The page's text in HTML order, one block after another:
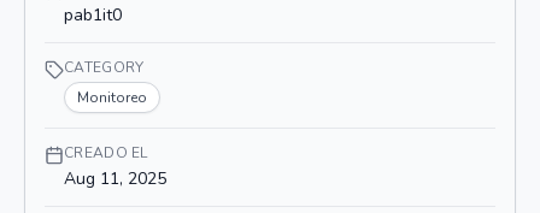
pab1it0
CATEGORY
Monitoreo
CREADO EL
Aug 11, 2025